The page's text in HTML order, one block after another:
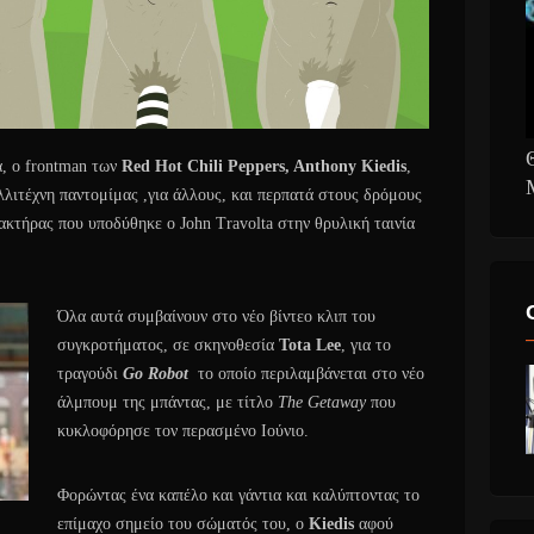
ο frontman των Red Hot Chili Peppers, Anthony Kiedis,
παντομίμας ,για άλλους, και περπατά στους δρόμους
που υποδύθηκε ο John Travolta στην θρυλική ταινία
Όλα αυτά συμβαίνουν στο νέο βίντεο κλιπ του
συγκροτήματος, σε σκηνοθεσία Tota Lee, για το
τραγούδι Gο Robot το οποίο περιλαμβάνεται στο νέο
άλμπουμ της μπάντας, με τίτλο The Getaway που
κυκλοφόρησε τον περασμένο Ιούνιο.
Φορώντας ένα καπέλο και γάντια και καλύπτοντας το
επίμαχο σημείο του σώματός του, ο Kiedis αφού